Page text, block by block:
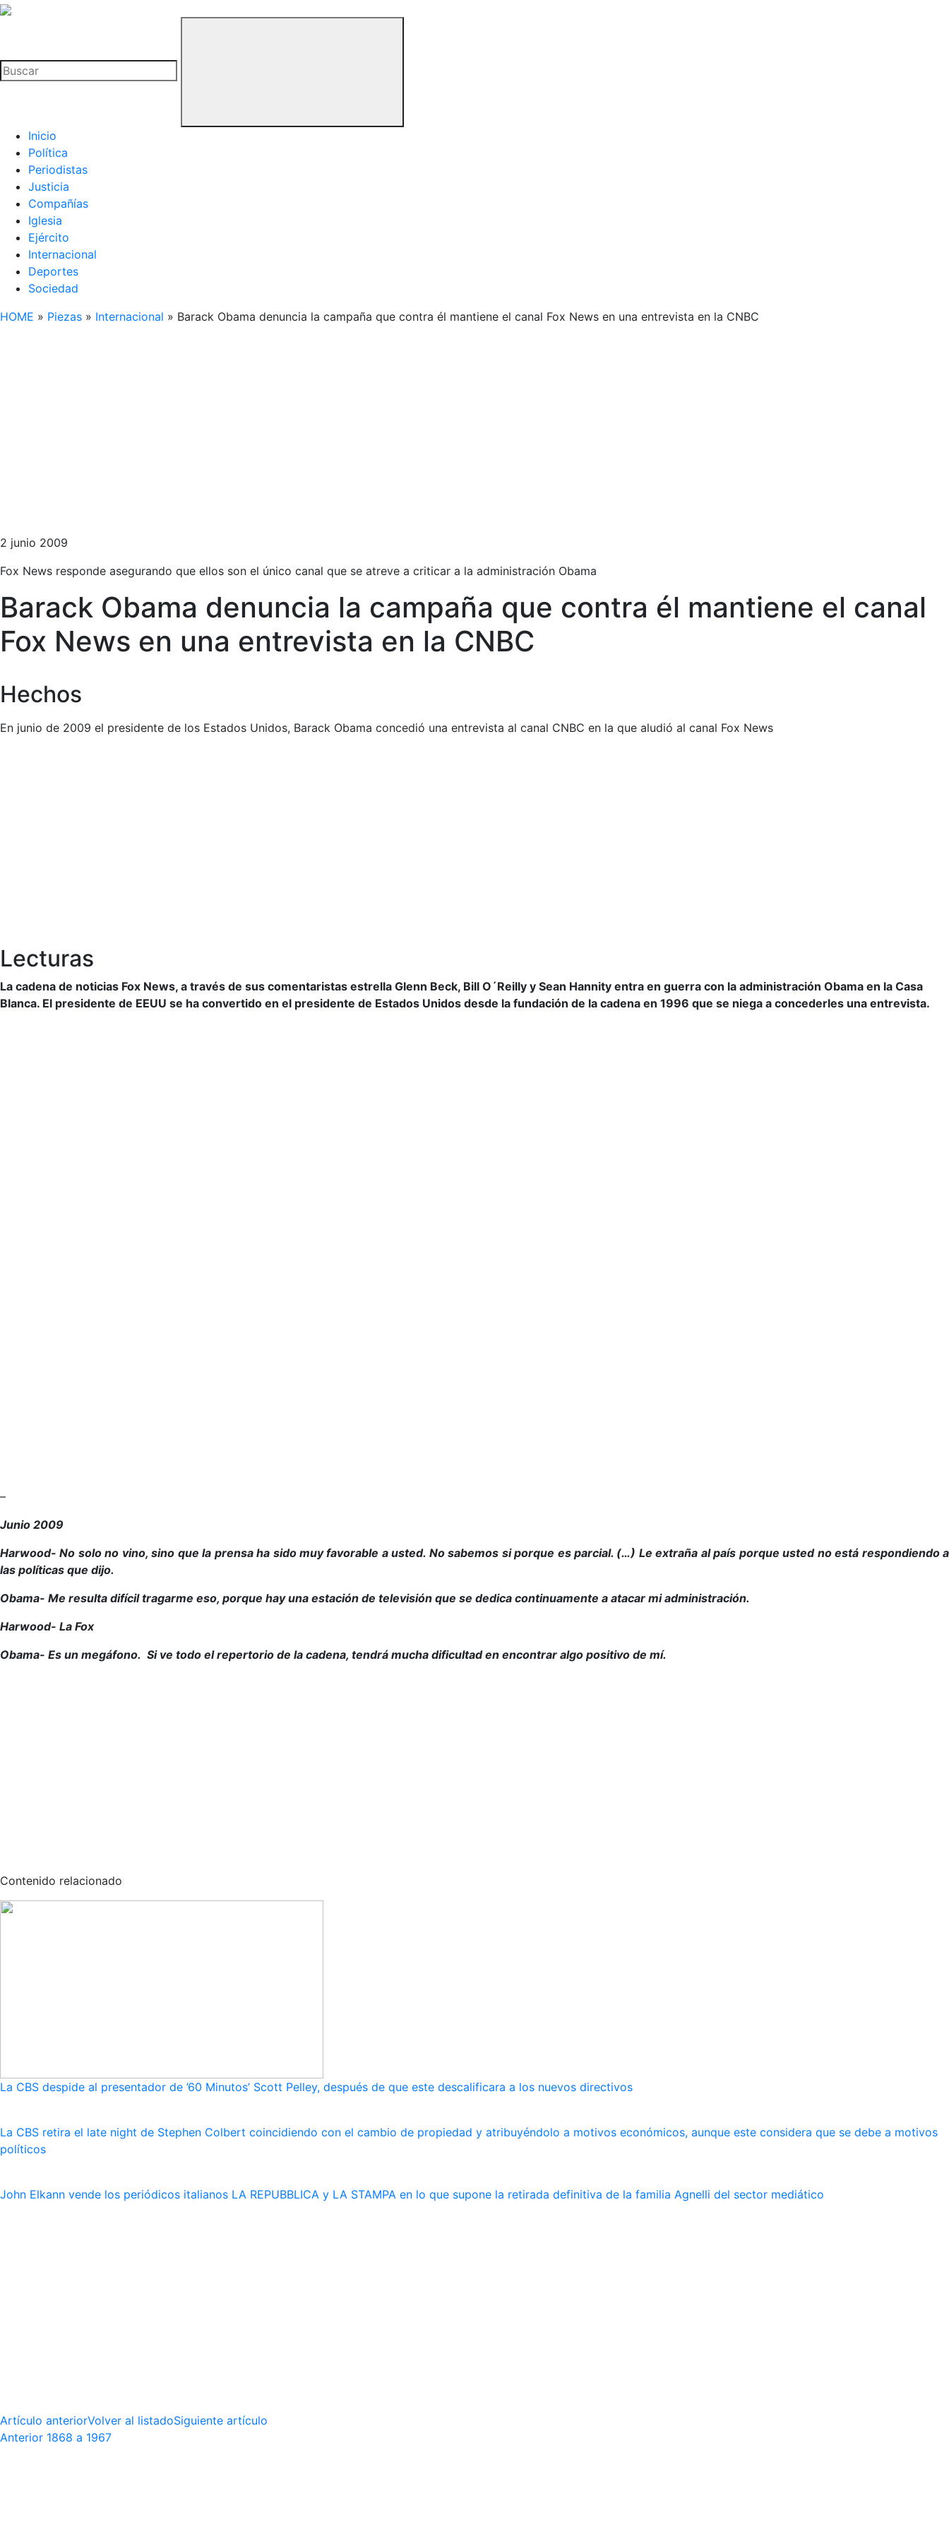
La
Buitre
Inicio
Política
Periodistas
Justicia
Compañías
Iglesia
Ejército
Internacional
Deportes
Sociedad
HOME » Piezas » Internacional » Barack Obama denuncia la campaña que contra él mantiene el canal Fox News en una entrevista en la CNBC
2 junio 2009
Fox News responde asegurando que ellos son el único canal que se atreve a criticar a la administración Obama
Barack Obama denuncia la campaña que contra él mantiene el canal
Fox News en una entrevista en la CNBC
Hechos
En junio de 2009 el presidente de los Estados Unidos, Barack Obama concedió una entrevista al canal CNBC en la que aludió al canal Fox News
Lecturas
La cadena de noticias Fox News, a través de sus comentaristas estrella Glenn Beck, Bill O´Reilly y Sean Hannity entra en guerra con la administración Obama en la Casa
Blanca. El presidente de EEUU se ha convertido en el presidente de Estados Unidos desde la fundación de la cadena en 1996 que se niega a concederles una entrevista.
–
Junio 2009
Harwood- No solo no vino, sino que la prensa ha sido muy favorable a usted. No sabemos si porque es parcial. (…) Le extraña al país porque usted no está respondiendo a
las políticas que dijo.
Obama- Me resulta difícil tragarme eso, porque hay una estación de televisión que se dedica continuamente a atacar mi administración.
Harwood- La Fox
Obama- Es un megáfono. Si ve todo el repertorio de la cadena, tendrá mucha dificultad en encontrar algo positivo de mí.
Contenido relacionado
La CBS despide al presentador de ’60 Minutos’ Scott Pelley, después de que este descalificara a los nuevos directivos
La CBS retira el late night de Stephen Colbert coincidiendo con el cambio de propiedad y atribuyéndolo a motivos económicos, aunque este considera que se debe a motivos
políticos
John Elkann vende los periódicos italianos LA REPUBBLICA y LA STAMPA en lo que supone la retirada definitiva de la familia Agnelli del sector mediático
Artículo anteriorVolver al listadoSiguiente artículo
Anterior 1868 a 1967